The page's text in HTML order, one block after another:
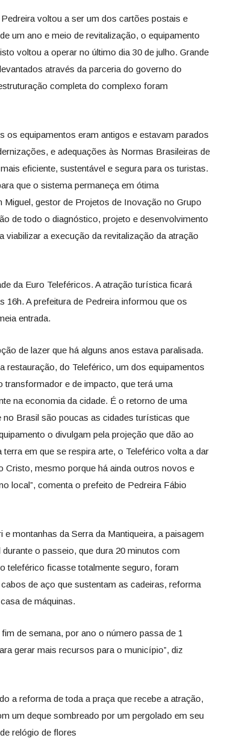
voltou a ser um dos cartões postais e
um ano e meio de revitalização, o equipamento
voltou a operar no último dia 30 de julho. Grande
através da parceria do governo do
completa do complexo foram
os equipamentos eram antigos e estavam parados
e adequações às Normas Brasileiras de
eficiente, sustentável e segura para os turistas.
que o sistema permaneça em ótima
gestor de Projetos de Inovação no Grupo
de todo o diagnóstico, projeto e desenvolvimento
viabilizar a execução da revitalização da atração
da Euro Teleféricos. A atração turística ficará
16h. A prefeitura de Pedreira informou que os
entrada.
de lazer que há alguns anos estava paralisada.
restauração, do Teleférico, um dos equipamentos
e de impacto, que terá uma
na economia da cidade. É o retorno de uma
no Brasil são poucas as cidades turísticas que
o divulgam pela projeção que dão ao
em que se respira arte, o Teleférico volta a dar
mesmo porque há ainda outros novos e
local”, comenta o prefeito de Pedreira Fábio
montanhas da Serra da Mantiqueira, a paisagem
o passeio, que dura 20 minutos com
teleférico ficasse totalmente seguro, foram
de aço que sustentam as cadeiras, reforma
de máquinas.
de semana, por ano o número passa de 1
gerar mais recursos para o município”, diz
a reforma de toda a praça que recebe a atração,
um deque sombreado por um pergolado em seu
relógio de flores